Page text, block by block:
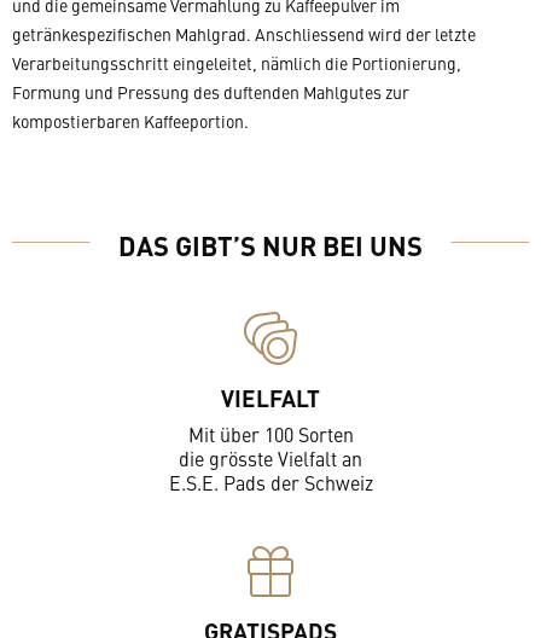
und die gemeinsame Vermahlung zu Kaffeepulver im
getränkespezifischen Mahlgrad. Anschliessend wird der letzte
Verarbeitungsschritt eingeleitet, nämlich die Portionierung,
Formung und Pressung des duftenden Mahlgutes zur
kompostierbaren Kaffeeportion.
DAS GIBT’S NUR BEI UNS
VIELFALT
Mit über 100 Sorten
die grösste Vielfalt an
E.S.E. Pads der Schweiz
GRATISPADS